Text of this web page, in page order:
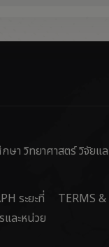
ษา วิทยาศาสตร์ วิจัยแ
ระยะที่
และหน่วย
TERMS